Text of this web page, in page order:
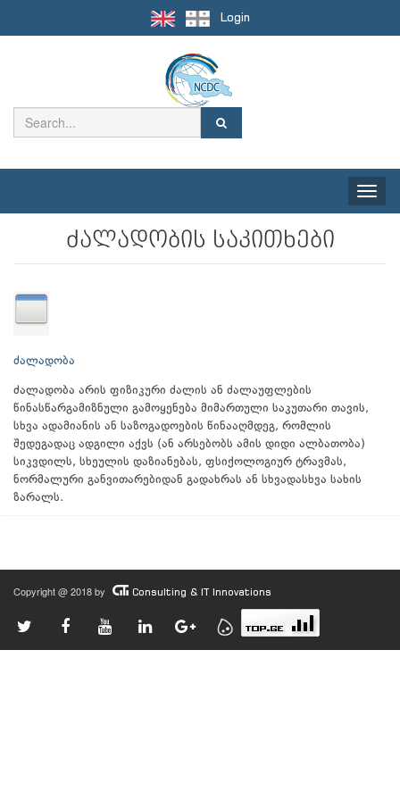
Login
Toggle
ძალადობის საკითხები
ძალადობა
ძალადობა არის ფიზიკური ძალის ან ძალაუფლების
წინასწარგამიზნული გამოყენება მიმართული საკუთარი თავის,
სხვა ადამიანის ან საზოგადოების წინააღმდეგ, რომლის
შედეგადაც ადგილი აქვს (ან არსებობს ამის დიდი ალბათობა)
სიკვდილს, სხეულის დაზიანებას, ფსიქოლოგიურ ტრავმას,
ნორმალური განვითარებიდან გადახრას ან სხვადასხვა სახის
ზარალს.
Copyright @ 2018 by Consulting & IT Innovations